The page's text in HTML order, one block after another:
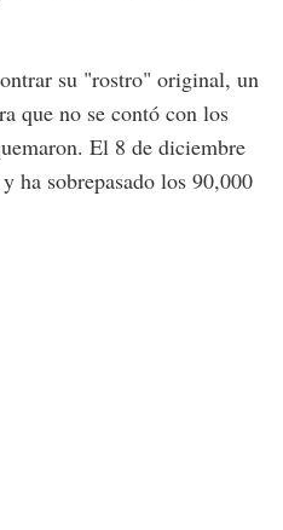
su "rostro" original, un
que no se contó con los
El 8 de diciembre
ha sobrepasado los 90,000